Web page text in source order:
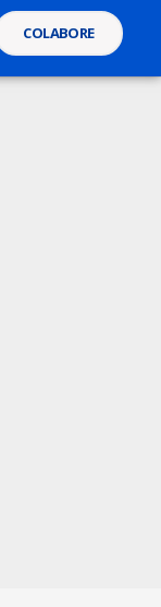
COLABORE